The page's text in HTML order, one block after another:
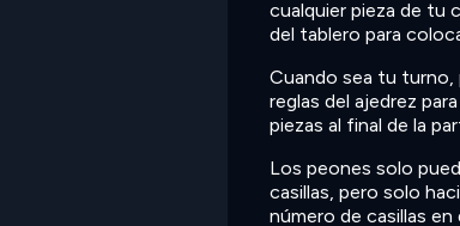
cualquier pieza de tu
del tablero para
Cuando sea tu turno,
reglas del ajedrez
piezas al final de la
Los peones solo
casillas, pero solo
número de casillas